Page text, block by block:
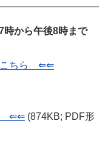
から午後8時まで
こちら ⇐⇐
⇐⇐ (874KB; PDF形